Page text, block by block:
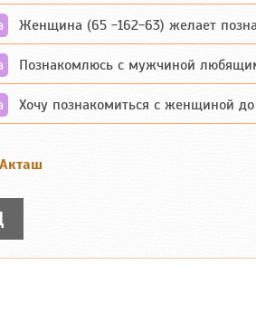
Женщина (65 -162-63) желает
Познакомлюсь с мужчиной любящим
Хочу познакомиться с женщиной до